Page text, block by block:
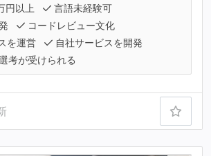
円以上
言語未経験可
コードレビュー文化
を運営
自社サービスを開発
考が受けられる